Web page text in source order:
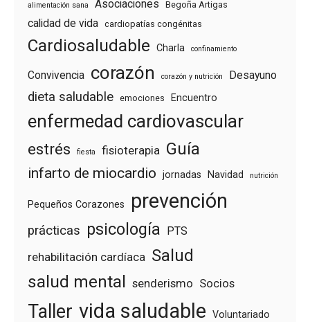
alimentación sana Asociaciones Begoña Artigas
calidad de vida cardiopatías congénitas
Cardiosaludable Charla confinamiento
Convivencia corazón corazón y nutrición Desayuno
dieta saludable emociones Encuentro
enfermedad cardiovascular
estrés fiesta fisioterapia Guía
infarto de miocardio jornadas Navidad nutrición
Pequeños Corazones prevención
prácticas psicología PTS
rehabilitación cardíaca Salud
salud mental senderismo Socios
Taller vida saludable Voluntariado